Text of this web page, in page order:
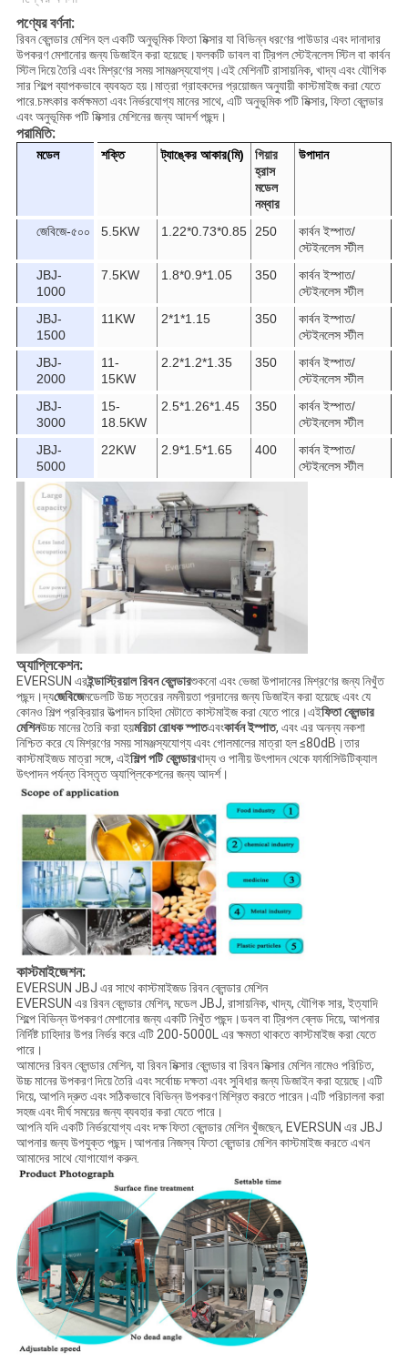
পণ্যের বর্ণনা:
রিবন ব্লেন্ডার মেশিন হল একটি অনুভূমিক ফিতা মিক্সার যা বিভিন্ন ধরণের পাউডার এবং দানাদার
উপকরণ মেশানোর জন্য ডিজাইন করা হয়েছে।ফলকটি ডাবল বা ট্রিপল স্টেইনলেস স্টিল বা কার্বন
স্টিল দিয়ে তৈরি এবং মিশ্রণের সময় সামঞ্জস্যযোগ্য।এই মেশিনটি রাসায়নিক, খাদ্য এবং যৌগিক
সার শিল্পে ব্যাপকভাবে ব্যবহৃত হয়।মাত্রা গ্রাহকদের প্রয়োজন অনুযায়ী কাস্টমাইজ করা যেতে
পারে.চমৎকার কর্মক্ষমতা এবং নির্ভরযোগ্য মানের সাথে, এটি অনুভূমিক পটি মিক্সার, ফিতা ব্লেন্ডার
এবং অনুভূমিক পটি মিক্সার মেশিনের জন্য আদর্শ পছন্দ।
পরামিতি:
মডেল শক্তি ট্যাঙ্কের আকার(মি)
গিয়ার
হ্রাস
মডেল
নম্বার
উপাদান
জেবিজে-৫০০ 5.5KW 1.22*0.73*0.85 250
কার্বন ইস্পাত/
স্টেইনলেস স্টীল
JBJ-
1000
7.5KW 1.8*0.9*1.05 350
কার্বন ইস্পাত/
স্টেইনলেস স্টীল
JBJ-
1500
11KW 2*1*1.15 350
কার্বন ইস্পাত/
স্টেইনলেস স্টীল
JBJ-
2000
11-
15KW
2.2*1.2*1.35 350
কার্বন ইস্পাত/
স্টেইনলেস স্টীল
JBJ-
3000
15-
18.5KW
2.5*1.26*1.45 350
কার্বন ইস্পাত/
স্টেইনলেস স্টীল
JBJ-
5000
22KW 2.9*1.5*1.65 400
কার্বন ইস্পাত/
স্টেইনলেস স্টীল
অ্যাপ্লিকেশন:
EVERSUN এরইন্ডাস্ট্রিয়াল রিবন ব্লেন্ডারশুকনো এবং ভেজা উপাদানের মিশ্রণের জন্য নিখুঁত
পছন্দ।দ্যজেবিজেমডেলটি উচ্চ স্তরের নমনীয়তা প্রদানের জন্য ডিজাইন করা হয়েছে এবং যে
কোনও শিল্প প্রক্রিয়ার উত্পাদন চাহিদা মেটাতে কাস্টমাইজ করা যেতে পারে।এইফিতা ব্লেন্ডার
মেশিনউচ্চ মানের তৈরি করা হয়মরিচা রোধক স্পাতএবংকার্বন ইস্পাত, এবং এর অনন্য নকশা
নিশ্চিত করে যে মিশ্রণের সময় সামঞ্জস্যযোগ্য এবং গোলমালের মাত্রা হল ≤80dB।তার
কাস্টমাইজড মাত্রা সঙ্গে, এইশিল্প পটি ব্লেন্ডারখাদ্য ও পানীয় উৎপাদন থেকে ফার্মাসিউটিক্যাল
উৎপাদন পর্যন্ত বিস্তৃত অ্যাপ্লিকেশনের জন্য আদর্শ।
কাস্টমাইজেশন:
EVERSUN JBJ এর সাথে কাস্টমাইজড রিবন ব্লেন্ডার মেশিন
EVERSUN এর রিবন ব্লেন্ডার মেশিন, মডেল JBJ, রাসায়নিক, খাদ্য, যৌগিক সার, ইত্যাদি
শিল্পে বিভিন্ন উপকরণ মেশানোর জন্য একটি নিখুঁত পছন্দ।ডবল বা ট্রিপল ব্লেড দিয়ে, আপনার
নির্দিষ্ট চাহিদার উপর নির্ভর করে এটি 200-5000L এর ক্ষমতা থাকতে কাস্টমাইজ করা যেতে
পারে।
আমাদের রিবন ব্লেন্ডার মেশিন, যা রিবন মিক্সার ব্লেন্ডার বা রিবন মিক্সার মেশিন নামেও পরিচিত,
উচ্চ মানের উপকরণ দিয়ে তৈরি এবং সর্বোচ্চ দক্ষতা এবং সুবিধার জন্য ডিজাইন করা হয়েছে।এটি
দিয়ে, আপনি দ্রুত এবং সঠিকভাবে বিভিন্ন উপকরণ মিশ্রিত করতে পারেন।এটি পরিচালনা করা
সহজ এবং দীর্ঘ সময়ের জন্য ব্যবহার করা যেতে পারে।
আপনি যদি একটি নির্ভরযোগ্য এবং দক্ষ ফিতা ব্লেন্ডার মেশিন খুঁজছেন, EVERSUN এর JBJ
আপনার জন্য উপযুক্ত পছন্দ।আপনার নিজস্ব ফিতা ব্লেন্ডার মেশিন কাস্টমাইজ করতে এখন
আমাদের সাথে যোগাযোগ করুন.